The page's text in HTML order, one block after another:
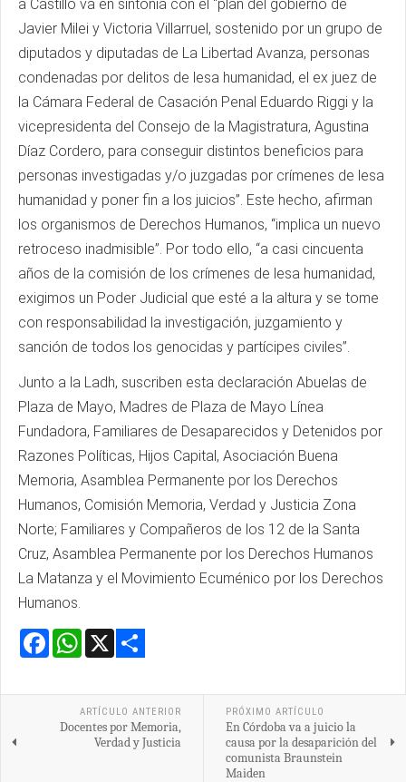
a Castillo va en sintonía con el “plan del gobierno de
Javier Milei y Victoria Villarruel, sostenido por un grupo de
diputados y diputadas de La Libertad Avanza, personas
condenadas por delitos de lesa humanidad, el ex juez de
la Cámara Federal de Casación Penal Eduardo Riggi y la
vicepresidenta del Consejo de la Magistratura, Agustina
Díaz Cordero, para conseguir distintos beneficios para
personas investigadas y/o juzgadas por crímenes de lesa
humanidad y poner fin a los juicios”. Este hecho, afirman
los organismos de Derechos Humanos, “implica un nuevo
retroceso inadmisible”. Por todo ello, “a casi cincuenta
años de la comisión de los crímenes de lesa humanidad,
exigimos un Poder Judicial que esté a la altura y se tome
con responsabilidad la investigación, juzgamiento y
sanción de todos los genocidas y partícipes civiles”.
Junto a la Ladh, suscriben esta declaración Abuelas de
Plaza de Mayo, Madres de Plaza de Mayo Línea
Fundadora, Familiares de Desaparecidos y Detenidos por
Razones Políticas, Hijos Capital, Asociación Buena
Memoria, Asamblea Permanente por los Derechos
Humanos, Comisión Memoria, Verdad y Justicia Zona
Norte; Familiares y Compañeros de los 12 de la Santa
Cruz, Asamblea Permanente por los Derechos Humanos
La Matanza y el Movimiento Ecuménico por los Derechos
Humanos.
Facebook
WhatsApp
ARTÍCULO ANTERIOR
Docentes por Memoria,
Verdad y Justicia
PRÓXIMO ARTÍCULO
En Córdoba va a juicio la
causa por la desaparición del
comunista Braunstein
Maiden